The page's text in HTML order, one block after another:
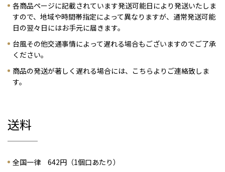
各商品ページに記載されています発送可能日により発送いたしま
すので、地域や時間帯指定によって異なりますが、通常発送可能
日の翌々日にはお手元に届きます。
台風その他交通事情によって遅れる場合もございますのでご了承
ください。
商品の発送が著しく遅れる場合には、こちらよりご連絡致しま
す。
送料
全国一律 642円（1個口あたり）